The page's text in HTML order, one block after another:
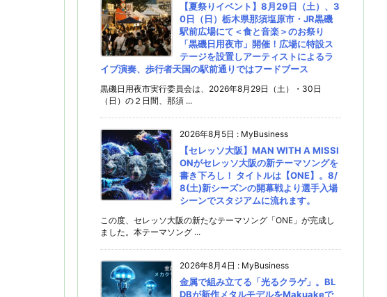
【夏祭りイベント】8月29日（土）、3
0日（日）栃木県那須塩原市・JR黒磯
駅前広場にて＜食と音楽＞のお祭り
「黒磯日用夜市」開催！広場に特設ス
テージを設置しアーティストによるラ
イブ演奏、歩行者天国の駅前通りではフードブース
黒磯日用夜市実行委員会は、2026年8月29日（土）・30日
（日）の２日間、那須 ...
2026年8月5日 : MyBusiness
【セレッソ大阪】MAN WITH A MISSI
ONがセレッソ大阪の新テーマソングを
書き下ろし！ タイトルは【ONE】。8/
8(土)新シーズンの開幕戦より選手入場
シーンでスタジアムに流れます。
この度、セレッソ大阪の新たなテーマソング「ONE」が完成し
ました。本テーマソング ...
2026年8月4日 : MyBusiness
金属で組み立てる「光るクラゲ」。BL
DBが新作メタルモデルをMakuakeで